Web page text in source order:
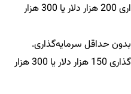
حداقل سرمایه‌گذاری 200 هزار دلار یا 300 هزار
بدون حداقل سرمایه‌گذاری.
حداقل سرمایه‌گذاری 150 هزار دلار یا 300 هزار